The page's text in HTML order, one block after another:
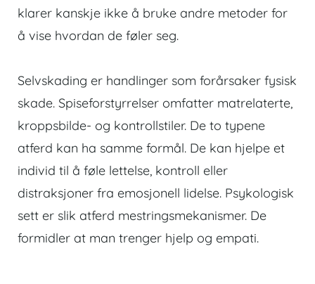
klarer kanskje ikke å bruke andre metoder for
å vise hvordan de føler seg.
Selvskading er handlinger som forårsaker fysisk
skade. Spiseforstyrrelser omfatter matrelaterte,
kroppsbilde- og kontrollstiler. De to typene
atferd kan ha samme formål. De kan hjelpe et
individ til å føle lettelse, kontroll eller
distraksjoner fra emosjonell lidelse. Psykologisk
sett er slik atferd mestringsmekanismer. De
formidler at man trenger hjelp og empati.